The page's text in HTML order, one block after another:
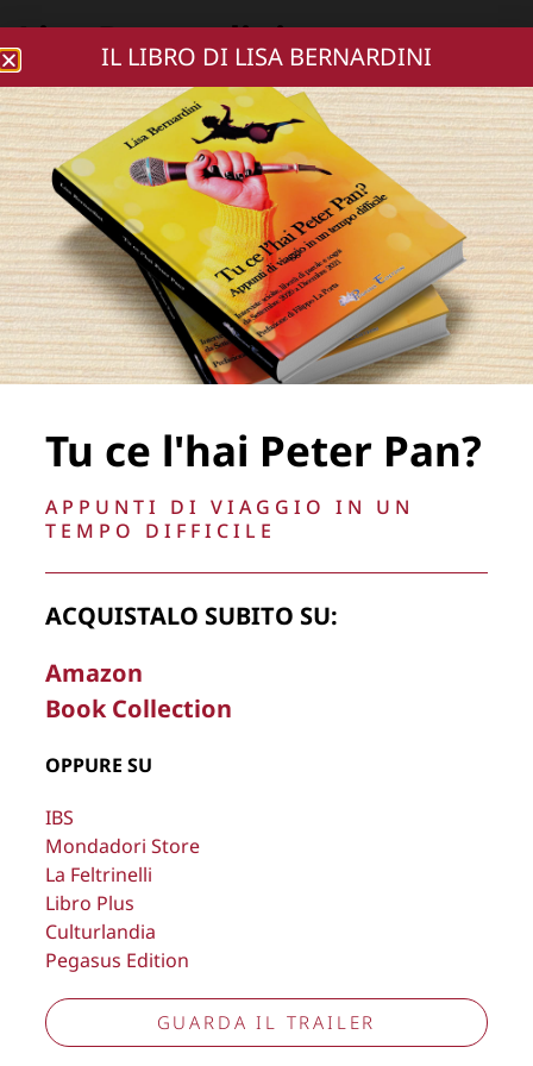
Lisa Bernardini
premio italia
carriere eccellenti
Home»premio italia carriere eccellenti
Successo per il Premio Italia
“Carriere Eccellenti”2024
La Direzione stabilisce insindacabilmente di inserire,
rimuovere, oscurare, modificare, immagini e testi del sito, a
Copyright © 2026Lisa Bernardini– P.IVA 14910741009
IL LIBRO DI LISA BERNARDINI
Tu ce l'hai Peter Pan?
APPUNTI DI VIAGGIO IN UN
TEMPO DIFFICILE
ACQUISTALO SUBITO SU:
Amazon
Book Collection
OPPURE SU
IBS
Mondadori Store
La Feltrinelli
Libro Plus
Culturlandia
Pegasus Edition
GUARDA IL TRAILER